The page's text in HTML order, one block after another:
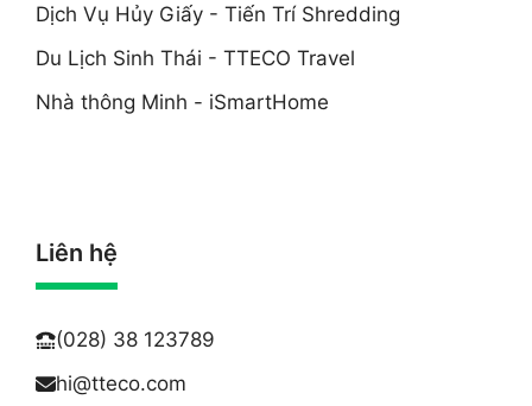
Dịch Vụ Hủy Giấy - Tiến Trí Shredding
Du Lịch Sinh Thái - TTECO Travel
Nhà thông Minh - iSmartHome
Liên hệ
(028) 38 123789
hi@tteco.com